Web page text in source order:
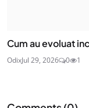
Cum au evoluat
OdixJul 29, 2026 0 1